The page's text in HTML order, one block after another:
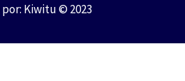
por: Kiwitu © 2023